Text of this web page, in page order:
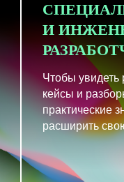
И
Чтобы увидеть
кейсы и
практические
расширить